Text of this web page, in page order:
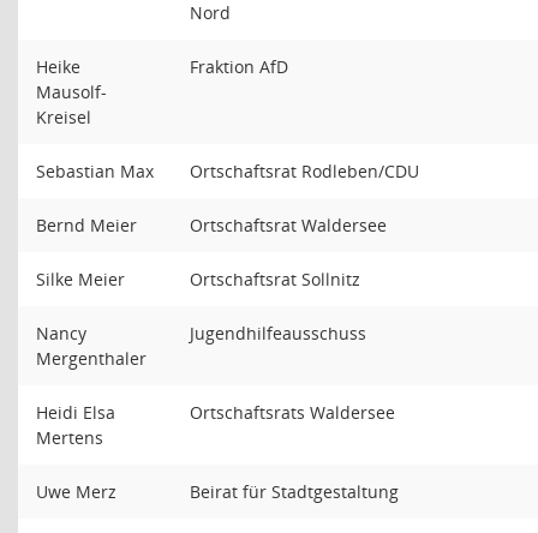
Nord
Heike
Mausolf-
Kreisel
Fraktion AfD
Sebastian Max Ortschaftsrat Rodleben/CDU
Bernd Meier Ortschaftsrat Waldersee
Silke Meier Ortschaftsrat Sollnitz
Nancy
Mergenthaler
Jugendhilfeausschuss
Heidi Elsa
Mertens
Ortschaftsrats Waldersee
Uwe Merz Beirat für Stadtgestaltung